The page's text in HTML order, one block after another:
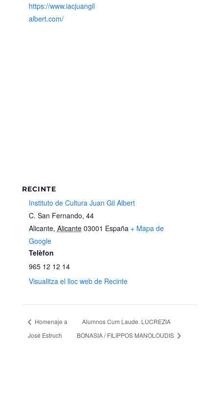
https://www.iacjuangil
albert.com/
RECINTE
Instituto de Cultura Juan Gil Albert
C. San Fernando, 44
Alicante, Alicante 03001 España + Mapa de
Google
Telèfon
965 12 12 14
Visualitza el lloc web de Recinte
Homenaje a
José Estruch
Alumnos Cum Laude. LUCREZIA
BONASIA / FILIPPOS MANOLOUDIS